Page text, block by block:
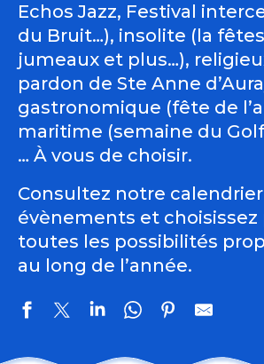
Echos Jazz, Festival
du Bruit…), insolite (la
jumeaux et plus…),
pardon de Ste Anne
gastronomique (fête de
maritime (semaine du
… À vous de choisir.
Consultez notre
évènements et choisissez
toutes les possibilités
au long de l’année.